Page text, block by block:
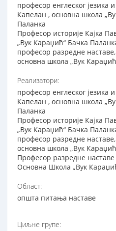
професор енглеског језика
Капелан , основна школа
Паланка
Професор историје Кајка
„Вук Караџић“ Бачка
професор разредне
основна школа „Вук
Реализатори:
професор енглеског језика
Капелан , основна школа
Паланка
Професор историје Кајка
„Вук Караџић“ Бачка
професор разредне
основна школа „Вук
Професор разредне
Основна Школа „Вук
Област:
општа питања наставе
Циљне групе: